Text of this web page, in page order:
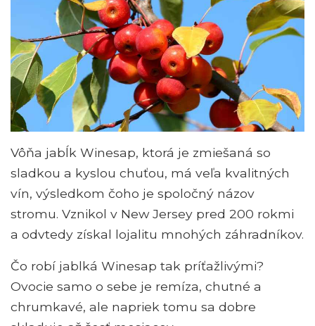
Vôňa jabĺk Winesap, ktorá je zmiešaná so
sladkou a kyslou chuťou, má veľa kvalitných
vín, výsledkom čoho je spoločný názov
stromu. Vznikol v New Jersey pred 200 rokmi
a odvtedy získal lojalitu mnohých záhradníkov.
Čo robí jablká Winesap tak príťažlivými?
Ovocie samo o sebe je remíza, chutné a
chrumkavé, ale napriek tomu sa dobre